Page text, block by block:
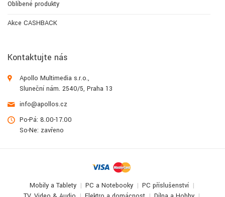
Oblíbené produkty
Akce CASHBACK
Kontaktujte nás
Apollo Multimedia s.r.o.,
Sluneční nám. 2540/5, Praha 13
info@apollos.cz
Po-Pá: 8.00-17.00
So-Ne: zavřeno
Mobily a Tablety PC a Notebooky
PC příslušenství